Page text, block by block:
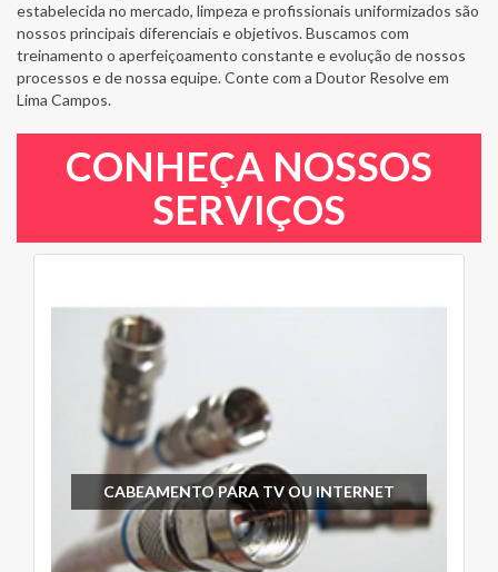
estabelecida no mercado, limpeza e profissionais uniformizados são
nossos principais diferenciais e objetivos. Buscamos com
treinamento o aperfeiçoamento constante e evolução de nossos
processos e de nossa equipe. Conte com a Doutor Resolve em
Lima Campos.
CONHEÇA NOSSOS
SERVIÇOS
CABEAMENTO PARA TV OU INTERNET